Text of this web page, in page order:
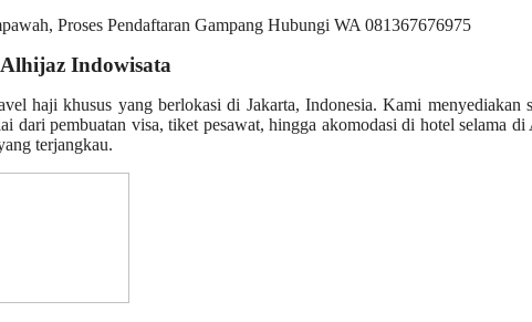
Indowisata
haji khusus yang berlokasi di Jakarta, Indonesia. Kami menyediakan
dari pembuatan visa, tiket pesawat, hingga akomodasi di hotel selama
terjangkau.